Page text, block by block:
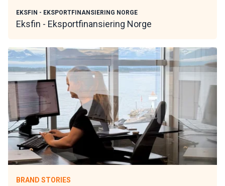
EKSFIN - EKSPORTFINANSIERING NORGE
Eksfin - Eksportfinansiering Norge
BRAND STORIES